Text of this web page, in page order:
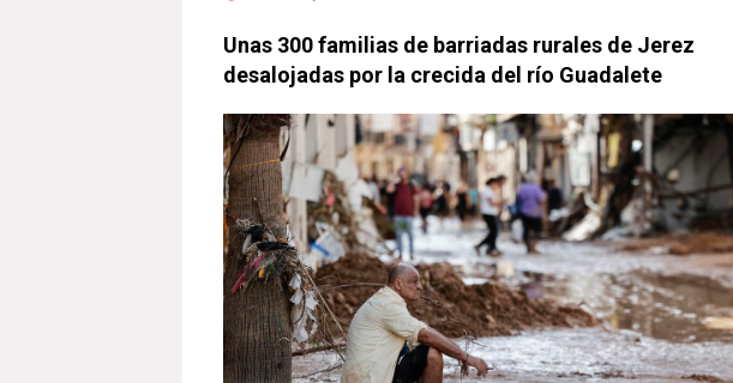
Unas 300 familias de barriadas rurales de Jerez
desalojadas por la crecida del río Guadalete